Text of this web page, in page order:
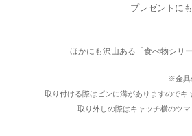
プレゼントに
ほかにも沢山ある「食べ物シリー
※金具
取り付ける際はピンに溝がありますのでキ
取り外しの際はキャッチ横のツ